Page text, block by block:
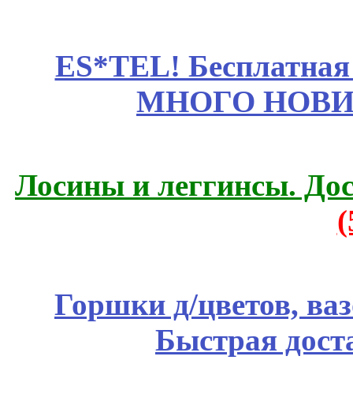
ES*TEL!
МНОГО
Лосины и леггинсы.
Горшки д/цветов,
Быстрая